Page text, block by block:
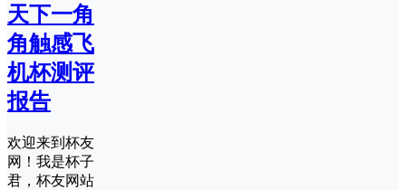
天下一角
角触感飞
机杯测评
报告
欢迎来到杯友
网！我是杯子
君，杯友网站